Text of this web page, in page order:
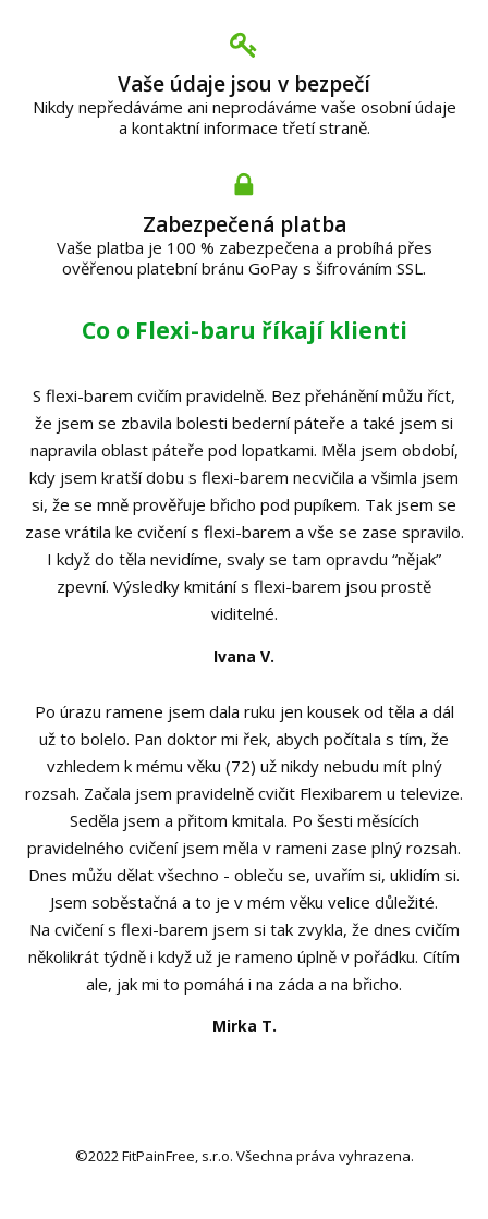
Vaše údaje jsou v bezpečí
Nikdy nepředáváme ani neprodáváme vaše osobní údaje
a kontaktní informace třetí straně.
Zabezpečená platba
Vaše platba je 100 % zabezpečena a probíhá přes
ověřenou platební bránu GoPay s šifrováním SSL.
Co o Flexi-baru říkají klienti
S flexi-barem cvičím pravidelně. Bez přehánění můžu říct,
že jsem se zbavila bolesti bederní páteře a také jsem si
napravila oblast páteře pod lopatkami. Měla jsem období,
kdy jsem kratší dobu s flexi-barem necvičila a všimla jsem
si, že se mně prověřuje břicho pod pupíkem. Tak jsem se
zase vrátila ke cvičení s flexi-barem a vše se zase spravilo.
I když do těla nevidíme, svaly se tam opravdu “nějak”
zpevní. Výsledky kmitání s flexi-barem jsou prostě
viditelné.
Ivana V.
Po úrazu ramene jsem dala ruku jen kousek od těla a dál
už to bolelo. Pan doktor mi řek, abych počítala s tím, že
vzhledem k mému věku (72) už nikdy nebudu mít plný
rozsah. Začala jsem pravidelně cvičit Flexibarem u televize.
Seděla jsem a přitom kmitala. Po šesti měsících
pravidelného cvičení jsem měla v rameni zase plný rozsah.
Dnes můžu dělat všechno - obleču se, uvařím si, uklidím si.
Jsem soběstačná a to je v mém věku velice důležité.
Na cvičení s flexi-barem jsem si tak zvykla, že dnes cvičím
několikrát týdně i když už je rameno úplně v pořádku. Cítím
ale, jak mi to pomáhá i na záda a na břicho.
Mirka T.
©2022 FitPainFree, s.r.o. Všechna práva vyhrazena.